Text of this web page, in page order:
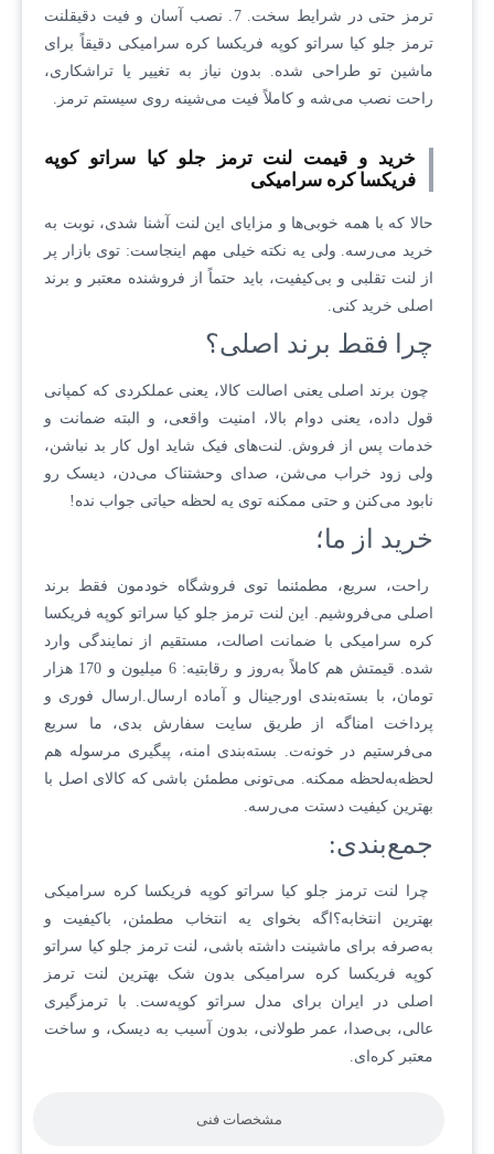
مشخصات فنی
ترمز حتی در شرایط سخت. 7. نصب آسان و فیت دقیقلنت
ترمز جلو کیا سراتو کوپه فریکسا کره سرامیکی دقیقاً برای
ماشین تو طراحی شده. بدون نیاز به تغییر یا تراشکاری،
راحت نصب می‌شه و کاملاً فیت می‌شینه روی سیستم ترمز.
خرید و قیمت لنت ترمز جلو کیا سراتو کوپه
فریکسا کره سرامیکی
حالا که با همه خوبی‌ها و مزایای این لنت آشنا شدی، نوبت به
خرید می‌رسه. ولی یه نکته خیلی مهم اینجاست: توی بازار پر
از لنت تقلبی و بی‌کیفیت، باید حتماً از فروشنده معتبر و برند
اصلی خرید کنی.
چرا فقط برند اصلی؟
چون برند اصلی یعنی اصالت کالا، یعنی عملکردی که کمپانی
قول داده، یعنی دوام بالا، امنیت واقعی، و البته ضمانت و
خدمات پس از فروش. لنت‌های فیک شاید اول کار بد نباشن،
ولی زود خراب می‌شن، صدای وحشتناک می‌دن، دیسک رو
نابود می‌کنن و حتی ممکنه توی یه لحظه حیاتی جواب نده!
خرید از ما؛
راحت، سریع، مطمئنما توی فروشگاه خودمون فقط برند
اصلی می‌فروشیم. این لنت ترمز جلو کیا سراتو کوپه فریکسا
کره سرامیکی با ضمانت اصالت، مستقیم از نمایندگی وارد
شده. قیمتش هم کاملاً به‌روز و رقابتیه: 6 میلیون و 170 هزار
تومان، با بسته‌بندی اورجینال و آماده ارسال.ارسال فوری و
پرداخت امناگه از طریق سایت سفارش بدی، ما سریع
می‌فرستیم در خونه‌ت. بسته‌بندی امنه، پیگیری مرسوله هم
لحظه‌به‌لحظه ممکنه. می‌تونی مطمئن باشی که کالای اصل با
بهترین کیفیت دستت می‌رسه.
جمع‌بندی:
چرا لنت ترمز جلو کیا سراتو کوپه فریکسا کره سرامیکی
بهترین انتخابه؟اگه بخوای یه انتخاب مطمئن، باکیفیت و
به‌صرفه برای ماشینت داشته باشی، لنت ترمز جلو کیا سراتو
کوپه فریکسا کره سرامیکی بدون شک بهترین لنت ترمز
اصلی در ایران برای مدل سراتو کوپه‌ست. با ترمزگیری
عالی، بی‌صدا، عمر طولانی، بدون آسیب به دیسک، و ساخت
معتبر کره‌ای.